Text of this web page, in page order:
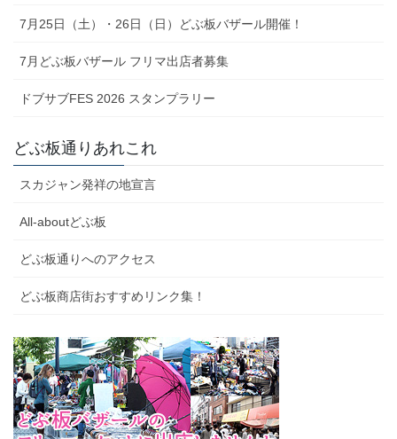
7月25日（土）・26日（日）どぶ板バザール開催！
7月どぶ板バザール フリマ出店者募集
ドブサブFES 2026 スタンプラリー
どぶ板通りあれこれ
スカジャン発祥の地宣言
All-aboutどぶ板
どぶ板通りへのアクセス
どぶ板商店街おすすめリンク集！